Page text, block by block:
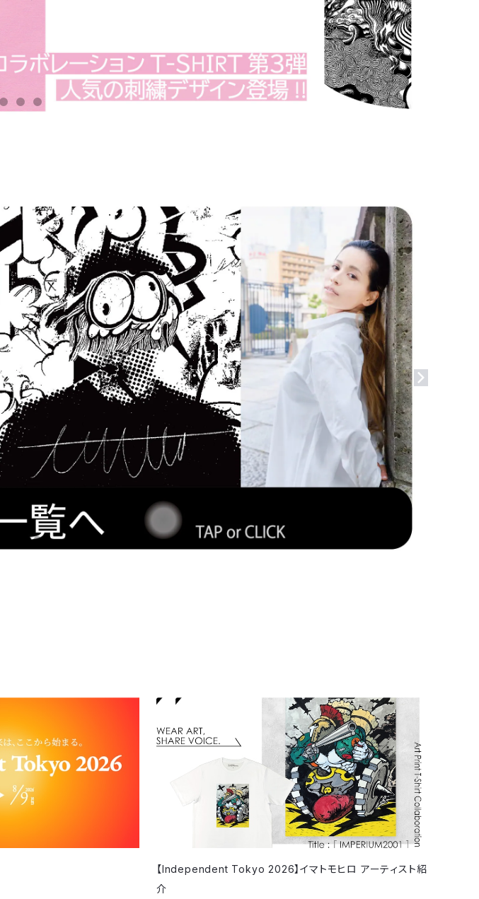
【Independent Tokyo 2026】イマトモヒロ アーティスト紹
介